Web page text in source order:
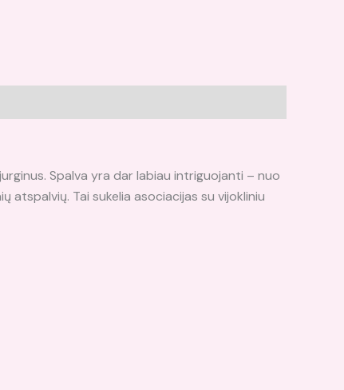
Spalva yra dar labiau intriguojanti – nuo
atspalvių. Tai sukelia asociacijas su vijokliniu